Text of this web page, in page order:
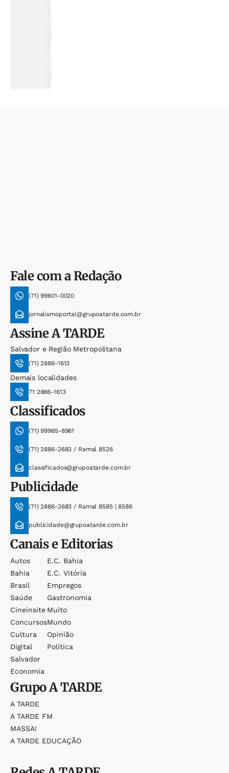
Fale com a Redação
(71) 99601-0020
jornalismoportal@grupoatarde.com.br
AssineA TARDE
Salvador e Região Metropolitana
(71) 2886-1613
Demais localidades
71 2886-1613
Classificados
(71) 99965-8961
(71) 2886-2683 / Ramal 8526
classificados@grupoatarde.com.br
Publicidade
(71) 2886-2683 / Ramal 8585 | 8586
publicidade@grupoatarde.com.br
Canais e Editorias
Autos
Bahia
Brasil
Saúde
Cineinsite
Concursos
Cultura
Digital
Salvador
Economia
E.c. Bahia
E.c. Vitória
Empregos
Gastronomia
Muito
Mundo
Opinião
Política
GrupoA TARDE
A TARDE
A TARDE FM
MASSA!
A TARDE EDUCAÇÃO